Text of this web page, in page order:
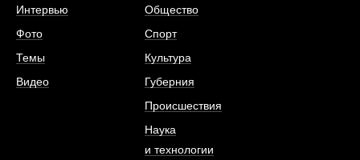
Интервью
Фото
Темы
Видео
Общество
Спорт
Культура
Губерния
Происшествия
Наука
и технологии